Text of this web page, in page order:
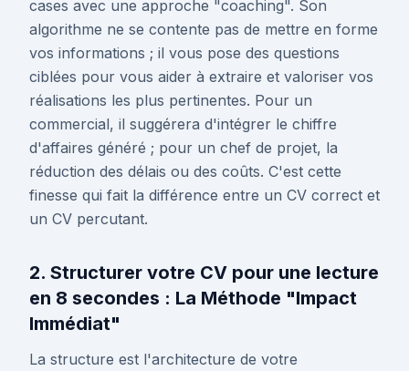
cases avec une approche "coaching". Son
algorithme ne se contente pas de mettre en forme
vos informations ; il vous pose des questions
ciblées pour vous aider à extraire et valoriser vos
réalisations les plus pertinentes. Pour un
commercial, il suggérera d'intégrer le chiffre
d'affaires généré ; pour un chef de projet, la
réduction des délais ou des coûts. C'est cette
finesse qui fait la différence entre un CV correct et
un CV percutant.
2. Structurer votre CV pour une lecture
en 8 secondes : La Méthode "Impact
Immédiat"
La structure est l'architecture de votre